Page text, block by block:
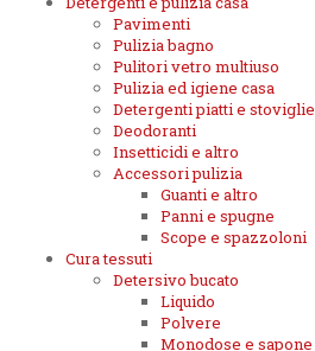
Pavimenti
Pulizia bagno
Pulitori vetro multiuso
Pulizia ed igiene casa
Detergenti piatti e stoviglie
Deodoranti
Insetticidi e altro
Accessori pulizia
Guanti e altro
Panni e spugne
Scope e spazzoloni
Cura tessuti
Detersivo bucato
Liquido
Polvere
Monodose e sapone